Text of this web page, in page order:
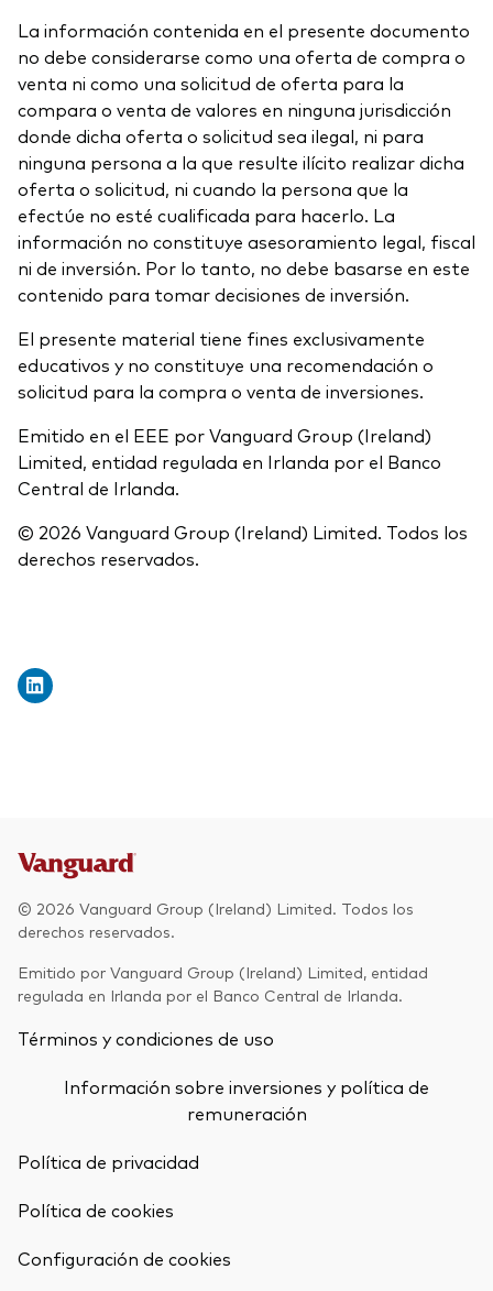
La información contenida en el presente documento
no debe considerarse como una oferta de compra o
venta ni como una solicitud de oferta para la
compara o venta de valores en ninguna jurisdicción
donde dicha oferta o solicitud sea ilegal, ni para
ninguna persona a la que resulte ilícito realizar dicha
oferta o solicitud, ni cuando la persona que la
efectúe no esté cualificada para hacerlo. La
información no constituye asesoramiento legal, fiscal
ni de inversión. Por lo tanto, no debe basarse en este
contenido para tomar decisiones de inversión.
El presente material tiene fines exclusivamente
educativos y no constituye una recomendación o
solicitud para la compra o venta de inversiones.
Emitido en el EEE por Vanguard Group (Ireland)
Limited, entidad regulada en Irlanda por el Banco
Central de Irlanda.
© 2026 Vanguard Group (Ireland) Limited. Todos los
derechos reservados.
© 2026 Vanguard Group (Ireland) Limited. Todos los
derechos reservados.
Emitido por Vanguard Group (Ireland) Limited, entidad
regulada en Irlanda por el Banco Central de Irlanda.
Términos y condiciones de uso
Información sobre inversiones y política de
remuneración
Política de privacidad
Política de cookies
Configuración de cookies